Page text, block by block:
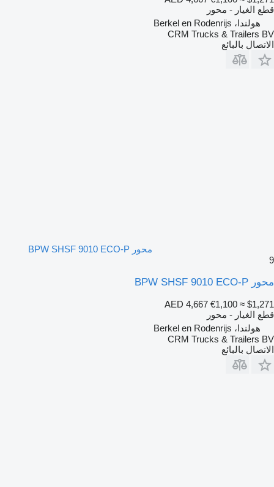
قطع الغيار - محور
هولندا، Berkel en Rodenrijs
CRM Trucks & Trailers BV
الاتصال بالبائع
محور BPW SHSF 9010 ECO-P
9
محور BPW SHSF 9010 ECO-P
AED 4,667 €1,100 ≈ $1,271
قطع الغيار - محور
هولندا، Berkel en Rodenrijs
CRM Trucks & Trailers BV
الاتصال بالبائع